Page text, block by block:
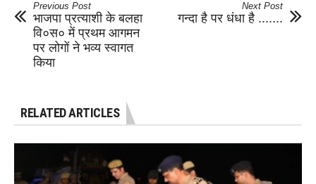
Previous Post
भाजपा प्रत्याशी के बलहा
वि०स० में प्रथम आगमन
पर लोगों ने भव्य स्वागत
किया
Next Post
गन्दा है पर धंधा है .......
RELATED ARTICLES